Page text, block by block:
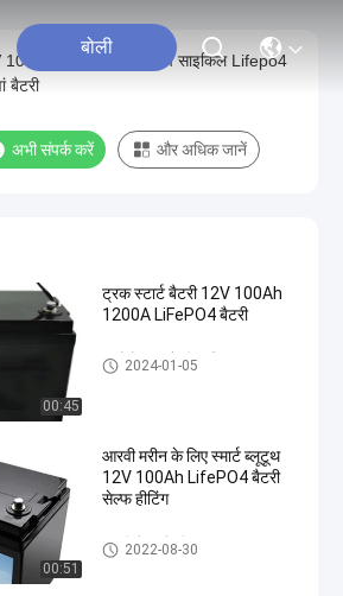
बोली
100ah RV कैंपर बैटरी डीप साइकिल Lifepo4
बैटरी
अभी संपर्क करें और अधिक जानें
00:45
ट्रक स्टार्ट बैटरी 12V 100Ah
1200A LiFePO4 बैटरी
ऑटोमोबाइल बैटरी प्रतिस्थापन
2024-01-05
00:51
आरवी मरीन के लिए स्मार्ट ब्लूटूथ
12V 100Ah LifePO4 बैटरी
सेल्फ हीटिंग
आरवी कैंपर बैटरी
2022-08-30